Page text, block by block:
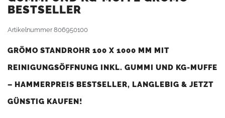
BESTSELLER
Artikelnummer806950100
GRÖMO STANDROHR 100 X 1000 MM MIT
REINIGUNGSÖFFNUNG INKL. GUMMI UND KG-MUFFE
– HAMMERPREIS BESTSELLER, LANGLEBIG & JETZT
GÜNSTIG KAUFEN!